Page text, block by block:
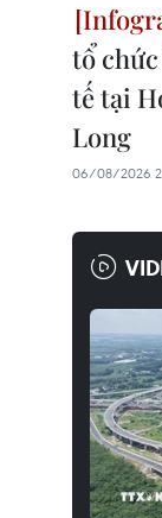
tổ
tế tại
Long
06/08/2026